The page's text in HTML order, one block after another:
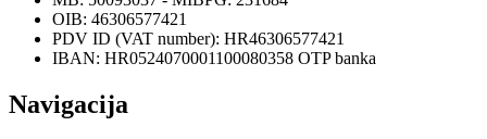
OIB: 46306577421
PDV ID (VAT number): HR46306577421
IBAN: HR0524070001100080358 OTP banka
Navigacija